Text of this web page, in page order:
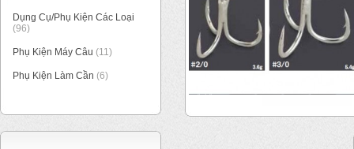
Dụng Cụ/Phụ Kiện Các Loại
(96)
Phụ Kiện Máy Câu (11)
Phụ Kiện Làm Cần (6)
1/1